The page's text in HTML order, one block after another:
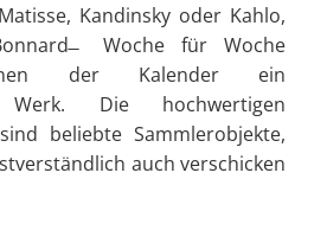
Kandinsky oder Kahlo,
Woche für Woche
der Kalender ein
Werk. Die hochwertigen
beliebte Sammlerobjekte,
auch verschicken